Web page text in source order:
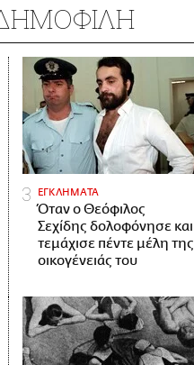
ΕΓΚΛΗΜΑΤΑ
Όταν ο Θεόφιλος
Σεχίδης δολοφόνησε και
τεμάχισε πέντε μέλη της
οικογένειάς του